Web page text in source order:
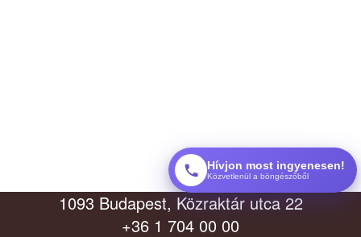
1093 Budapest, Közraktár utca 22
+36 1 704 00 00
Hívjon most ingyenesen!
Közvetlenül a böngészőből